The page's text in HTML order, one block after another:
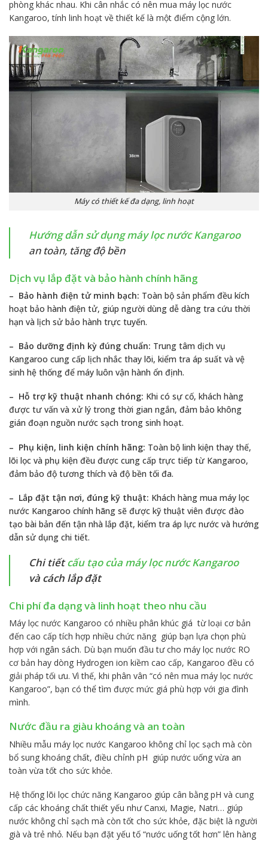
phòng khác nhau. Khi cân nhắc có nên mua máy lọc nước
Kangaroo, tính linh hoạt về thiết kế là một điểm cộng lớn.
Máy có thiết kế đa dạng, linh hoạt
Hướng dẫn sử dụng máy lọc nước Kangaroo
an toàn, tăng độ bền
Dịch vụ lắp đặt và bảo hành chính hãng
– Bảo hành điện tử minh bạch: Toàn bộ sản phẩm đều kích
hoạt bảo hành điện tử, giúp người dùng dễ dàng tra cứu thời
hạn và lịch sử bảo hành trực tuyến.
– Bảo dưỡng định kỳ đúng chuẩn: Trung tâm dịch vụ
Kangaroo cung cấp lịch nhắc thay lõi, kiểm tra áp suất và vệ
sinh hệ thống để máy luôn vận hành ổn định.
– Hỗ trợ kỹ thuật nhanh chóng: Khi có sự cố, khách hàng
được tư vấn và xử lý trong thời gian ngắn, đảm bảo không
gián đoạn nguồn nước sạch trong sinh hoạt.
– Phụ kiện, linh kiện chính hãng: Toàn bộ linh kiện thay thế,
lõi lọc và phụ kiện đều được cung cấp trực tiếp từ Kangaroo,
đảm bảo độ tương thích và độ bền tối đa.
– Lắp đặt tận nơi, đúng kỹ thuật: Khách hàng mua máy lọc
nước Kangaroo chính hãng sẽ được kỹ thuật viên được đào
tạo bài bản đến tận nhà lắp đặt, kiểm tra áp lực nước và hướng
dẫn sử dụng chi tiết.
Chi tiếtcấu tạo của máy lọc nước Kangaroo
và cách lắp đặt
Chi phí đa dạng và linh hoạt theo nhu cầu
Máy lọc nước Kangaroo có nhiều phân khúc giá từ loại cơ bản
đến cao cấp tích hợp nhiều chức năng giúp bạn lựa chọn phù
hợp với ngân sách. Dù bạn muốn đầu tư cho máy lọc nước RO
cơ bản hay dòng Hydrogen ion kiềm cao cấp, Kangaroo đều có
giải pháp tối ưu. Vì thế, khi phân vân “có nên mua máy lọc nước
Kangaroo”, bạn có thể tìm được mức giá phù hợp với gia đình
mình.
Nước đầu ra giàu khoáng và an toàn
Nhiều mẫu máy lọc nước Kangaroo không chỉ lọc sạch mà còn
bổ sung khoáng chất, điều chỉnh pH giúp nước uống vừa an
toàn vừa tốt cho sức khỏe.
Hệ thống lõi lọc chức năng Kangaroo giúp cân bằng pH và cung
cấp các khoáng chất thiết yếu như Canxi, Magie, Natri… giúp
nước không chỉ sạch mà còn tốt cho sức khỏe, đặc biệt là người
già và trẻ nhỏ. Nếu bạn đặt yếu tố “nước uống tốt hơn” lên hàng